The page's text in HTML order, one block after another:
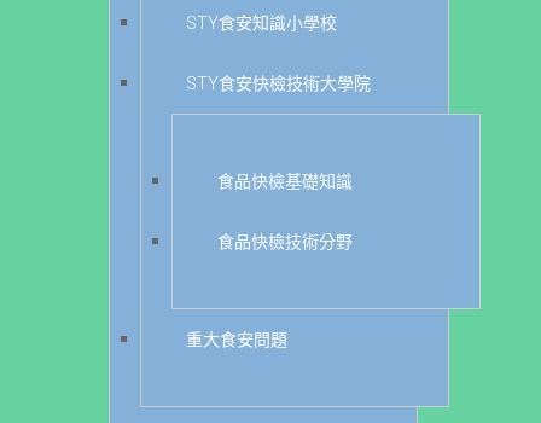
STY食安知識小學校
STY食安快檢技術大學院
食品快檢基礎知識
食品快檢技術分野
重大食安問題